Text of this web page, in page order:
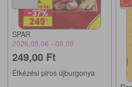
SPAR
2026.08.06 - 08.09
249,00 Ft
Étkézési piros újburgonya